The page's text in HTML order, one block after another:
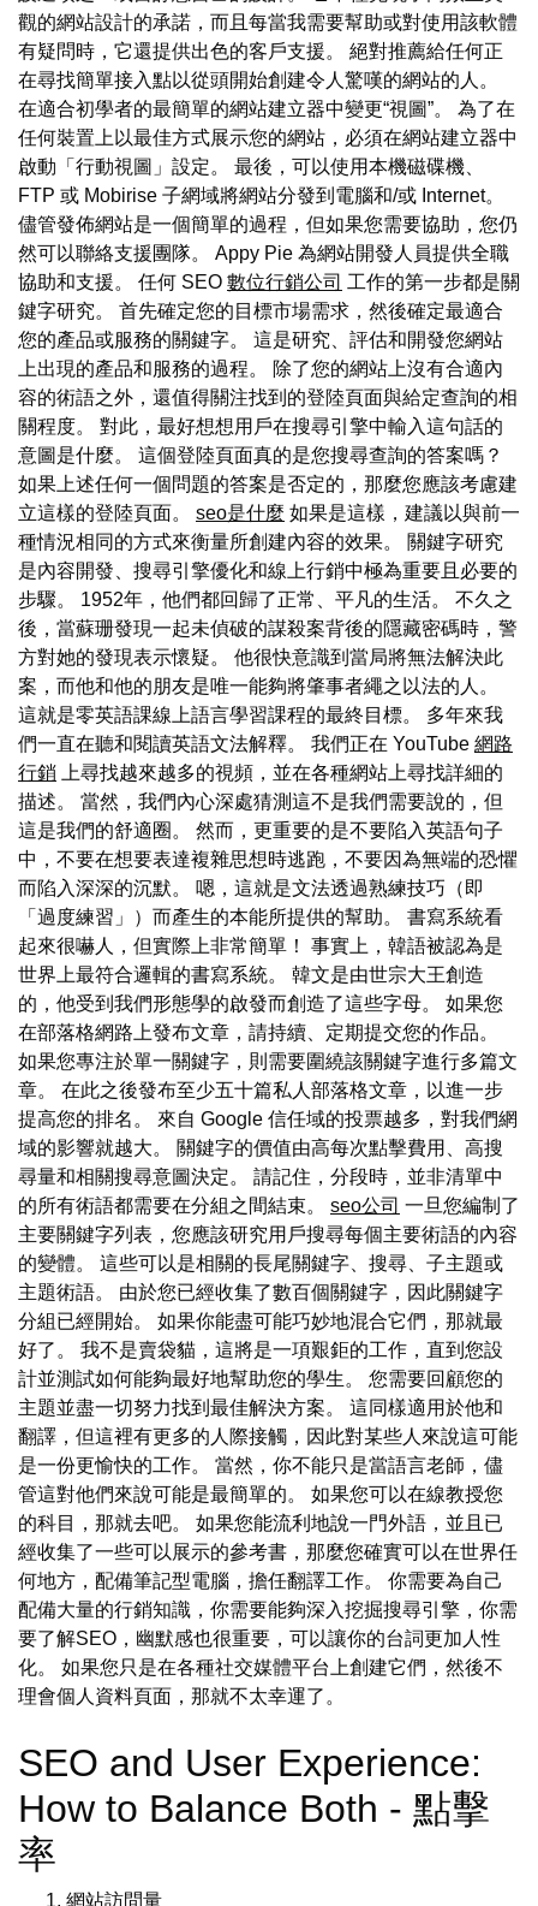
觀的網站設計的承諾，而且每當我需要幫助或對使用該軟體
有疑問時，它還提供出色的客戶支援。 絕對推薦給任何正
在尋找簡單接入點以從頭開始創建令人驚嘆的網站的人。
在適合初學者的最簡單的網站建立器中變更“視圖”。 為了在
任何裝置上以最佳方式展示您的網站，必須在網站建立器中
啟動「行動視圖」設定。 最後，可以使用本機磁碟機、
FTP 或 Mobirise 子網域將網站分發到電腦和/或 Internet。
儘管發佈網站是一個簡單的過程，但如果您需要協助，您仍
然可以聯絡支援團隊。 Appy Pie 為網站開發人員提供全職
協助和支援。 任何 SEO 數位行銷公司 工作的第一步都是關
鍵字研究。 首先確定您的目標市場需求，然後確定最適合
您的產品或服務的關鍵字。 這是研究、評估和開發您網站
上出現的產品和服務的過程。 除了您的網站上沒有合適內
容的術語之外，還值得關注找到的登陸頁面與給定查詢的相
關程度。 對此，最好想想用戶在搜尋引擎中輸入這句話的
意圖是什麼。 這個登陸頁面真的是您搜尋查詢的答案嗎？
如果上述任何一個問題的答案是否定的，那麼您應該考慮建
立這樣的登陸頁面。 seo是什麼 如果是這樣，建議以與前一
種情況相同的方式來衡量所創建內容的效果。 關鍵字研究
是內容開發、搜尋引擎優化和線上行銷中極為重要且必要的
步驟。 1952年，他們都回歸了正常、平凡的生活。 不久之
後，當蘇珊發現一起未偵破的謀殺案背後的隱藏密碼時，警
方對她的發現表示懷疑。 他很快意識到當局將無法解決此
案，而他和他的朋友是唯一能夠將肇事者繩之以法的人。
這就是零英語課線上語言學習課程的最終目標。 多年來我
們一直在聽和閱讀英語文法解釋。 我們正在 YouTube 網路
行銷 上尋找越來越多的視頻，並在各種網站上尋找詳細的
描述。 當然，我們內心深處猜測這不是我們需要說的，但
這是我們的舒適圈。 然而，更重要的是不要陷入英語句子
中，不要在想要表達複雜思想時逃跑，不要因為無端的恐懼
而陷入深深的沉默。 嗯，這就是文法透過熟練技巧（即
「過度練習」）而產生的本能所提供的幫助。 書寫系統看
起來很嚇人，但實際上非常簡單！ 事實上，韓語被認為是
世界上最符合邏輯的書寫系統。 韓文是由世宗大王創造
的，他受到我們形態學的啟發而創造了這些字母。 如果您
在部落格網路上發布文章，請持續、定期提交您的作品。
如果您專注於單一關鍵字，則需要圍繞該關鍵字進行多篇文
章。 在此之後發布至少五十篇私人部落格文章，以進一步
提高您的排名。 來自 Google 信任域的投票越多，對我們網
域的影響就越大。 關鍵字的價值由高每次點擊費用、高搜
尋量和相關搜尋意圖決定。 請記住，分段時，並非清單中
的所有術語都需要在分組之間結束。 seo公司 一旦您編制了
主要關鍵字列表，您應該研究用戶搜尋每個主要術語的內容
的變體。 這些可以是相關的長尾關鍵字、搜尋、子主題或
主題術語。 由於您已經收集了數百個關鍵字，因此關鍵字
分組已經開始。 如果你能盡可能巧妙地混合它們，那就最
好了。 我不是賣袋貓，這將是一項艱鉅的工作，直到您設
計並測試如何能夠最好地幫助您的學生。 您需要回顧您的
主題並盡一切努力找到最佳解決方案。 這同樣適用於他和
翻譯，但這裡有更多的人際接觸，因此對某些人來說這可能
是一份更愉快的工作。 當然，你不能只是當語言老師，儘
管這對他們來說可能是最簡單的。 如果您可以在線教授您
的科目，那就去吧。 如果您能流利地說一門外語，並且已
經收集了一些可以展示的參考書，那麼您確實可以在世界任
何地方，配備筆記型電腦，擔任翻譯工作。 你需要為自己
配備大量的行銷知識，你需要能夠深入挖掘搜尋引擎，你需
要了解SEO，幽默感也很重要，可以讓你的台詞更加人性
化。 如果您只是在各種社交媒體平台上創建它們，然後不
理會個人資料頁面，那就不太幸運了。
SEO and User Experience:
How to Balance Both - 點擊
率
網站訪問量